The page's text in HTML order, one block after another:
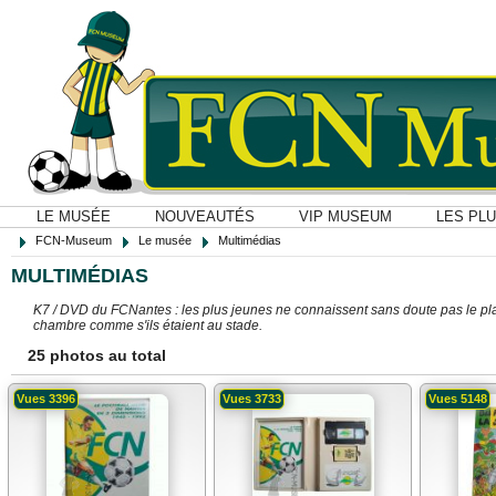
LE MUSÉE NOUVEAUTÉS VIP MUSEUM LES
FCN-Museum Le musée Multimédias
MULTIMÉDIAS
K7 / DVD du FCNantes : les plus jeunes ne connaissent sans doute pas le
chambre comme s'ils étaient au stade.
25 photos au total
Vues 3396 Vues 3733 Vues 5148